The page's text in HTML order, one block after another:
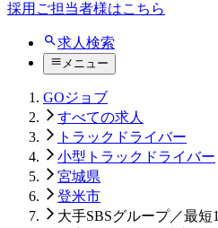
採用ご担当者様はこちら
求人検索
メニュー
GOジョブ
すべての求人
トラックドライバー
小型トラックドライバー
宮城県
登米市
大手SBSグループ／最